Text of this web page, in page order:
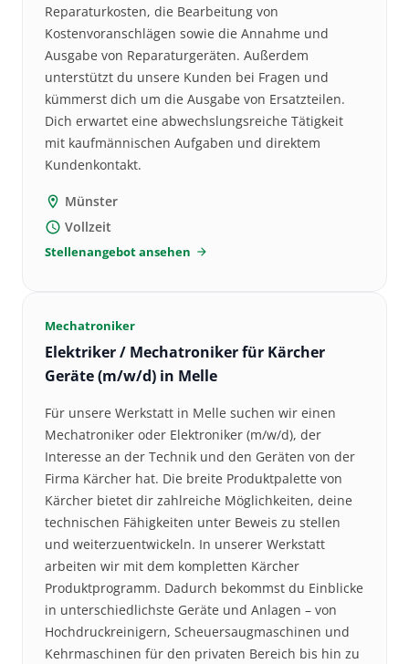
Reparaturkosten, die Bearbeitung von
Kostenvoranschlägen sowie die Annahme und
Ausgabe von Reparaturgeräten. Außerdem
unterstützt du unsere Kunden bei Fragen und
kümmerst dich um die Ausgabe von Ersatzteilen.
Dich erwartet eine abwechslungsreiche Tätigkeit
mit kaufmännischen Aufgaben und direktem
Kundenkontakt.
location_on Münster
schedule Vollzeit
Stellenangebot ansehen arrow_forward
Mechatroniker
Elektriker / Mechatroniker für Kärcher
Geräte (m/w/d) in Melle
Für unsere Werkstatt in Melle suchen wir einen
Mechatroniker oder Elektroniker (m/w/d), der
Interesse an der Technik und den Geräten von der
Firma Kärcher hat. Die breite Produktpalette von
Kärcher bietet dir zahlreiche Möglichkeiten, deine
technischen Fähigkeiten unter Beweis zu stellen
und weiterzuentwickeln. In unserer Werkstatt
arbeiten wir mit dem kompletten Kärcher
Produktprogramm. Dadurch bekommst du Einblicke
in unterschiedlichste Geräte und Anlagen – von
Hochdruckreinigern, Scheuersaugmaschinen und
Kehrmaschinen für den privaten Bereich bis hin zu